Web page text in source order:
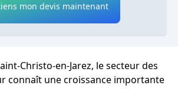
mon devis maintenant
Christo-en-Jarez, le secteur des
connaît une croissance importante